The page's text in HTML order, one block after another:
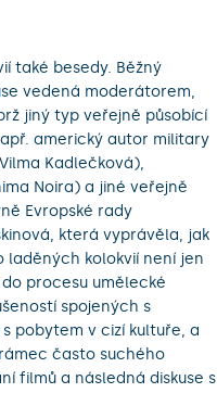
také besedy. Běžný
vedená moderátorem,
jiný typ veřejně působící
americký autor military
Kadlečková),
Noira) a jiné veřejně
Evropské rady
která vyprávěla, jak
laděných kolokvií není jen
procesu umělecké
spojených s
pobytem v cizí kultuře, a
často suchého
filmů a následná diskuse s